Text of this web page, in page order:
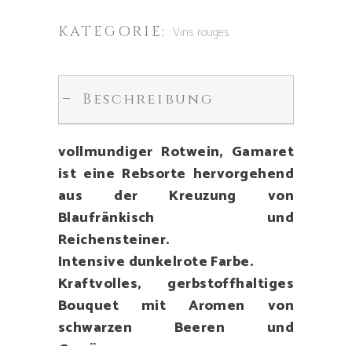
KATEGORIE: Vins rouges
Beschreibung
vollmundiger Rotwein, Gamaret
ist eine Rebsorte hervorgehend
aus der Kreuzung von
Blaufränkisch und
Reichensteiner.
Intensive dunkelrote Farbe.
Kraftvolles, gerbstoffhaltiges
Bouquet mit Aromen von
schwarzen Beeren und